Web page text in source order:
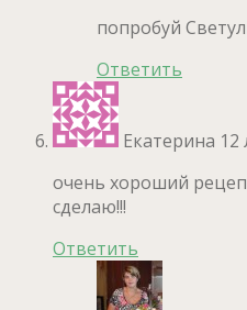
попробуй
Ответить
Екатерина 12
очень хороший
сделаю!!!
Ответить